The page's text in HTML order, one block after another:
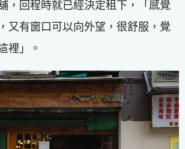
，回程時就已經決定租下，「感覺
又有窗口可以向外望，很舒服，覺
裡」。